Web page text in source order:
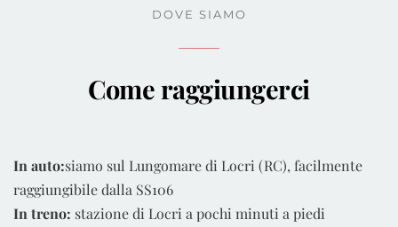
DOVE SIAMO
Come raggiungerci
In auto:siamo sul Lungomare di Locri (RC), facilmente
raggiungibile dalla SS106
In treno: stazione di Locri a pochi minuti a piedi